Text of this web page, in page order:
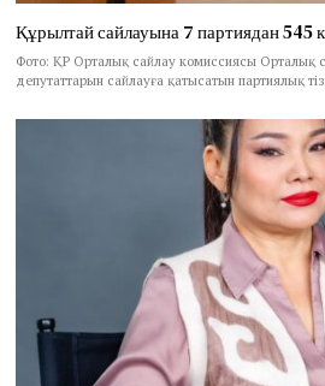
Құрылтай сайлауына 7 партиядан 545
Фото: ҚР Орталық сайлау комиссиясы Орталық
депутаттарын сайлауға қатысатын партиялық